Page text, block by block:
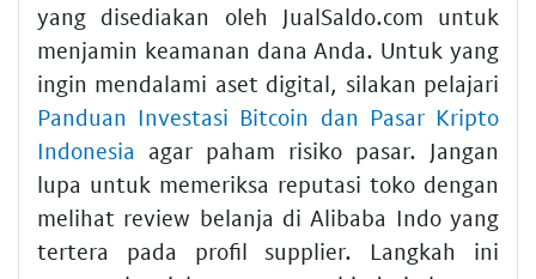
yang disediakan oleh JualSaldo.com untuk
menjamin keamanan dana Anda. Untuk yang
ingin mendalami aset digital, silakan pelajari
Panduan Investasi Bitcoin dan Pasar Kripto
Indonesia agar paham risiko pasar. Jangan
lupa untuk memeriksa reputasi toko dengan
melihat review belanja di Alibaba Indo yang
tertera pada profil supplier. Langkah ini